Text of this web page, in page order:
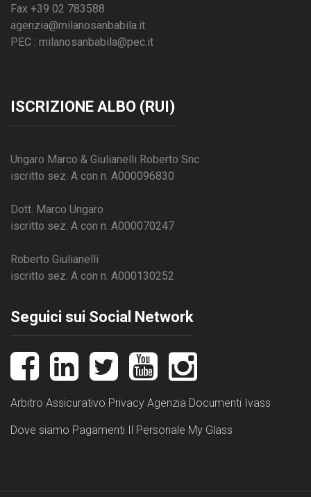
Fax +39 02 783588
agenzia@milanosanbabila.it
PEC : milanosanbabila@pec.it
ISCRIZIONE ALBO (RUI)
Ungaro Marco & Giulianelli Roberto Snc
iscritto sez. A con n. A000096830
Dott. Marco Ungaro
iscritto sez. A con n. A000070247
Roberto Giulianelli
iscritto sez. A con n. A000130252
Seguici sui Social Network
Arbitro Assicurativo Privacy Agenzia Documenti Ivass
Dove siamo Pagamenti Il Personale My Glass